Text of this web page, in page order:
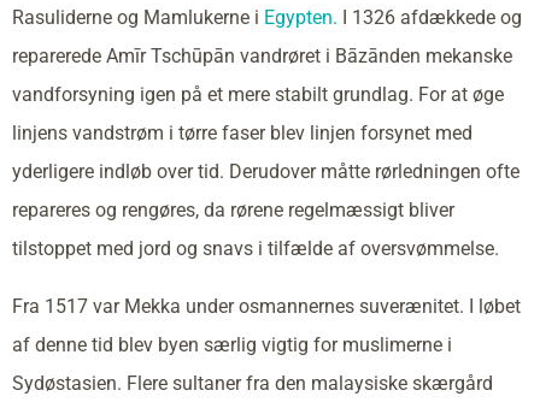
Rasuliderne og Mamlukerne i Egypten. I 1326 afdækkede og
reparerede Amīr Tschūpān vandrøret i Bāzānden mekanske
vandforsyning igen på et mere stabilt grundlag. For at øge
linjens vandstrøm i tørre faser blev linjen forsynet med
yderligere indløb over tid. Derudover måtte rørledningen ofte
repareres og rengøres, da rørene regelmæssigt bliver
tilstoppet med jord og snavs i tilfælde af oversvømmelse.
Fra 1517 var Mekka under osmannernes suverænitet. I løbet
af denne tid blev byen særlig vigtig for muslimerne i
Sydøstasien. Flere sultaner fra den malaysiske skærgård